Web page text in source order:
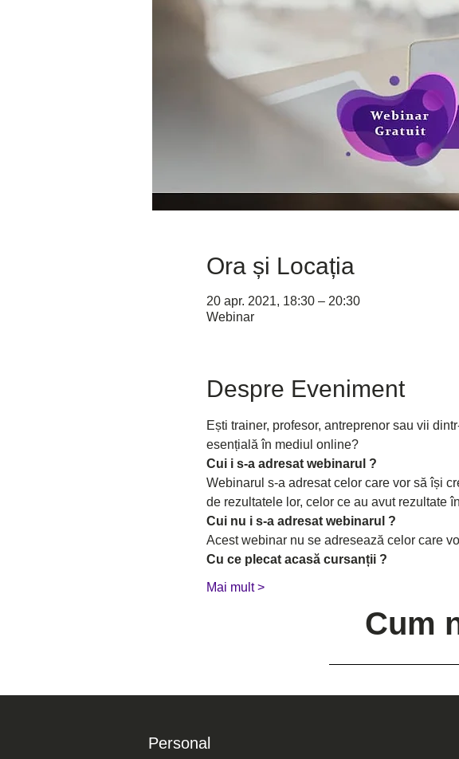
Ora și Locația
20 apr. 2021, 18:30 – 20:30
Webinar
Despre Eveniment
Ești trainer, profesor, antreprenor sau vii
esențială în mediul online?
Cui i s-a adresat webinarul ?
Webinarul s-a adresat celor care vor să își
de rezultatele lor, celor ce au avut rezultate
Cui nu i s-a adresat webinarul ?
Acest webinar nu se adresează celor care
Cu ce plecat acasă cursanții ?
Mai mult >
Cum
Personal